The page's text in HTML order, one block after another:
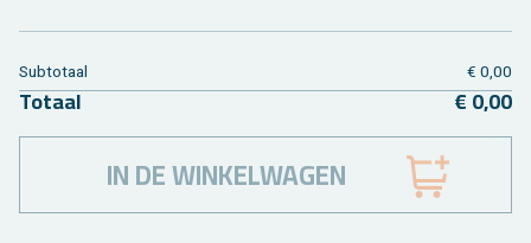
Sub­to­taal € 0,00
To­taal € 0,00
IN DE WINKELWAGEN